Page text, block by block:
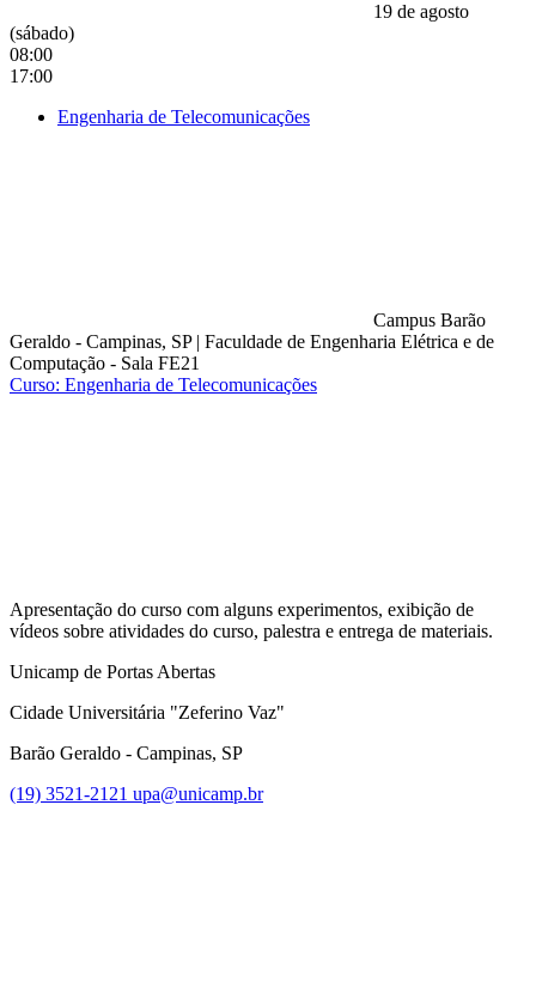
19 de agosto
(sábado)
08:00
17:00
Engenharia de Telecomunicações
Campus Barão
Geraldo - Campinas, SP | Faculdade de Engenharia Elétrica e de
Computação - Sala FE21
Curso: Engenharia de Telecomunicações
Apresentação do curso com alguns experimentos, exibição de
vídeos sobre atividades do curso, palestra e entrega de materiais.
Unicamp de Portas Abertas
Cidade Universitária "Zeferino Vaz"
Barão Geraldo - Campinas, SP
(19) 3521-2121 upa@unicamp.br